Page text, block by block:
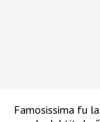
Famosissima fu